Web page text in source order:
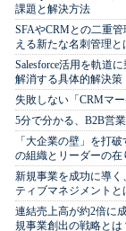
課題と解決方法
SFAやCRMとの二重
える新たな名刺管理と
Salesforce活用を軌道
解消する具体的解決策
失敗しない「CRMマ
5分で分かる、B2B営
「大企業の壁」を打
の組織とリーダーの在
新規事業を成功に導く
ティブマネジメントと
連結売上高が約2倍に
規事業創出の戦略とは